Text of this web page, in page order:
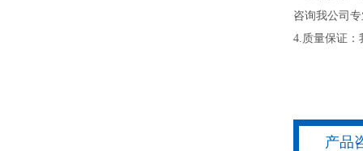
咨询我公司
4.质量保证：
产品